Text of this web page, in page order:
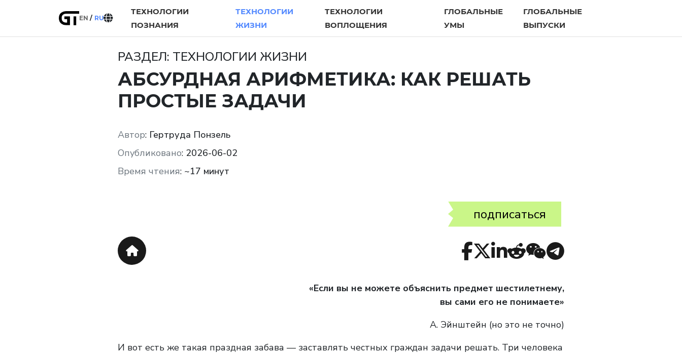
EN RU
ТЕХНОЛОГИИ
ПОЗНАНИЯ
ТЕХНОЛОГИИ
ЖИЗНИ
ТЕХНОЛОГИИ
ВОПЛОЩЕНИЯ
ГЛОБАЛЬНЫЕ
УМЫ
ГЛОБАЛЬНЫЕ
ВЫПУСКИ
РАЗДЕЛ: ТЕХНОЛОГИИ ЖИЗНИ
АБСУРДНАЯ АРИФМЕТИКА: КАК РЕШАТЬ
ПРОСТЫЕ ЗАДАЧИ
Автор: Гертруда Понзель
Опубликовано: 2026-06-02
Время чтения: ~17 минут
подписаться
«Если вы не можете объяснить предмет шестилетнему,
вы сами его не понимаете»
А. Эйнштейн (но это не точно)
И вот есть же такая праздная забава — заставлять честных граждан задачи решать. Три человека